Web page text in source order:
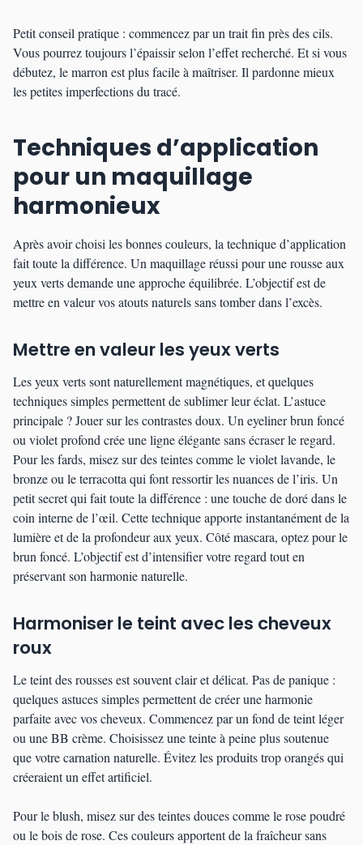
Petit conseil pratique : commencez par un trait fin près des cils.
Vous pourrez toujours l’épaissir selon l’effet recherché. Et si vous
débutez, le marron est plus facile à maîtriser. Il pardonne mieux
les petites imperfections du tracé.
Techniques d’application
pour un maquillage
harmonieux
Après avoir choisi les bonnes couleurs, la technique d’application
fait toute la différence. Un maquillage réussi pour une rousse aux
yeux verts demande une approche équilibrée. L’objectif est de
mettre en valeur vos atouts naturels sans tomber dans l’excès.
Mettre en valeur les yeux verts
Les yeux verts sont naturellement magnétiques, et quelques
techniques simples permettent de sublimer leur éclat. L’astuce
principale ? Jouer sur les contrastes doux. Un eyeliner brun foncé
ou violet profond crée une ligne élégante sans écraser le regard.
Pour les fards, misez sur des teintes comme le violet lavande, le
bronze ou le terracotta qui font ressortir les nuances de l’iris. Un
petit secret qui fait toute la différence : une touche de doré dans le
coin interne de l’œil. Cette technique apporte instantanément de la
lumière et de la profondeur aux yeux. Côté mascara, optez pour le
brun foncé. L’objectif est d’intensifier votre regard tout en
préservant son harmonie naturelle.
Harmoniser le teint avec les cheveux
roux
Le teint des rousses est souvent clair et délicat. Pas de panique :
quelques astuces simples permettent de créer une harmonie
parfaite avec vos cheveux. Commencez par un fond de teint léger
ou une BB crème. Choisissez une teinte à peine plus soutenue
que votre carnation naturelle. Évitez les produits trop orangés qui
créeraient un effet artificiel.
Pour le blush, misez sur des teintes douces comme le rose poudré
ou le bois de rose. Ces couleurs apportent de la fraîcheur sans